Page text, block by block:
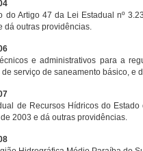
do Artigo 47 da Lei Estadual nº
dá outras providências.
e administrativos para a
serviço de saneamento básico, e
de Recursos Hídricos do
2003 e dá outras providências.